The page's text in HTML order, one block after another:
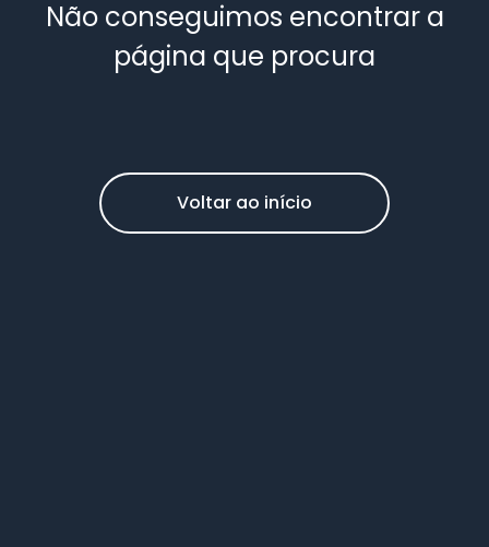
Não conseguimos encontrar a
página que procura
Voltar ao início